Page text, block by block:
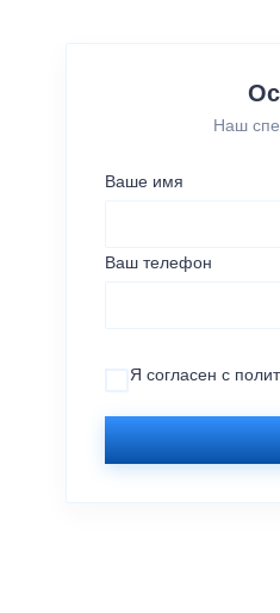
Наш
Ваше имя
Ваш телефон
Я согласен с